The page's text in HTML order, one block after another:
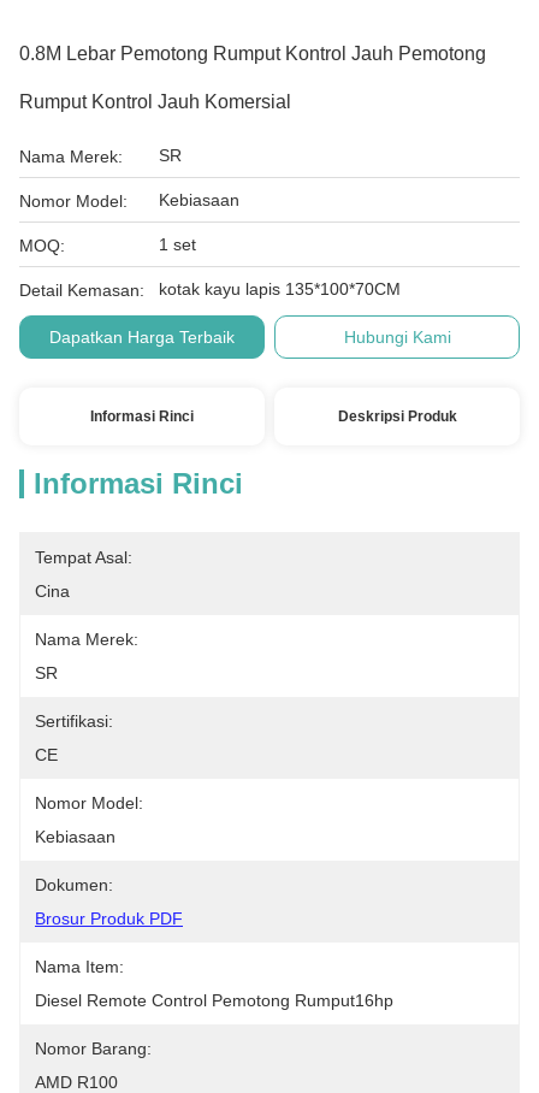
0.8M Lebar Pemotong Rumput Kontrol Jauh Pemotong
Rumput Kontrol Jauh Komersial
Nama Merek: SR
Nomor Model: Kebiasaan
MOQ: 1 set
Detail Kemasan: kotak kayu lapis 135*100*70CM
Dapatkan Harga Terbaik Hubungi Kami
Informasi Rinci Deskripsi Produk
Informasi Rinci
Tempat Asal:
Cina
Nama Merek:
SR
Sertifikasi:
CE
Nomor Model:
Kebiasaan
Dokumen:
Brosur Produk PDF
Nama Item:
Diesel Remote Control Pemotong Rumput16hp
Nomor Barang:
AMD R100